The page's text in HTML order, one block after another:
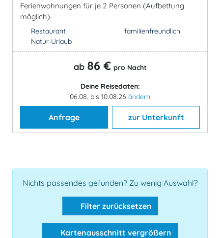
Ferienwohnungen für je 2 Personen (Aufbettung
möglich).
Restaurant
Natur-Urlaub
familienfreundlich
ab 86 € pro Nacht
Deine Reisedaten:
06.08. bis 10.08.26 ändern
Anfrage zur Unterkunft
Nichts passendes gefunden? Zu wenig Auswahl?
Filter zurücksetzen
Kartenausschnitt vergrößern